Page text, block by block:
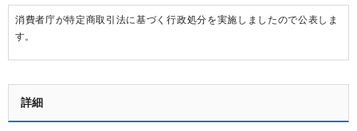
消費者庁が特定商取引法に基づく行政処分を実施しましたので公表しま
す。
詳細